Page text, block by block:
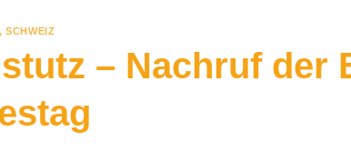
,SCHWEIZ
– Nachruf der